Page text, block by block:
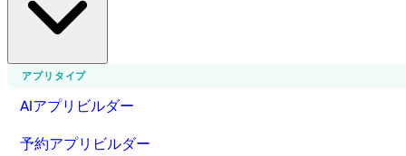
アプリタイプ
AIアプリビルダー
予約アプリビルダー